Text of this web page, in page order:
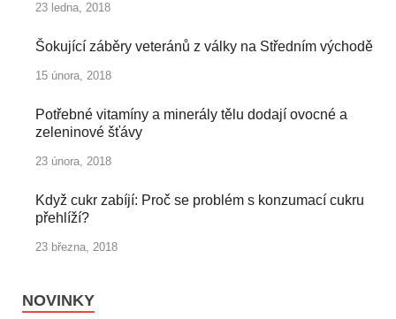
23 ledna, 2018
Šokující záběry veteránů z války na Středním východě
15 února, 2018
Potřebné vitamíny a minerály tělu dodají ovocné a
zeleninové šťávy
23 února, 2018
Když cukr zabíjí: Proč se problém s konzumací cukru
přehlíží?
23 března, 2018
NOVINKY